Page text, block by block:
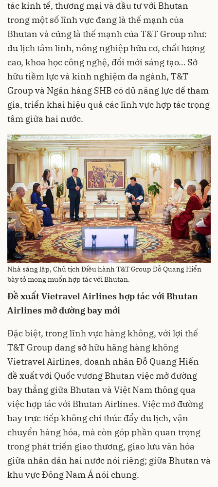
tác kinh tế, thương mại và đầu tư với Bhutan
trong một số lĩnh vực đang là thế mạnh của
Bhutan và cũng là thế mạnh của T&T Group như:
du lịch tâm linh, nông nghiệp hữu cơ, chất lượng
cao, khoa học công nghệ, đổi mới sáng tạo… Sở
hữu tiềm lực và kinh nghiệm đa ngành, T&T
Group và Ngân hàng SHB có đủ năng lực để tham
gia, triển khai hiệu quả các lĩnh vực hợp tác trọng
tâm giữa hai nước.
Nhà sáng lập, Chủ tịch Điều hành T&T Group Đỗ Quang Hiển
bày tỏ mong muốn hợp tác với Bhutan.
Đề xuất Vietravel Airlines hợp tác với Bhutan
Airlinesmở đường bay mới
Đặc biệt, trong lĩnh vực hàng không, với lợi thế
T&T Group đang sở hữu hãng hàng không
Vietravel Airlines, doanh nhân Đỗ Quang Hiển
đề xuất với Quốc vương Bhutan việc mở đường
bay thẳng giữa Bhutan và Việt Nam thông qua
việc hợp tác với Bhutan Airlines. Việc mở đường
bay trực tiếp không chỉ thúc đẩy du lịch, vận
chuyển hàng hóa, mà còn góp phần quan trọng
trong phát triển giao thương, giao lưu văn hóa
giữa nhân dân hai nước nói riêng; giữa Bhutan và
khu vực Đông Nam Á nói chung.